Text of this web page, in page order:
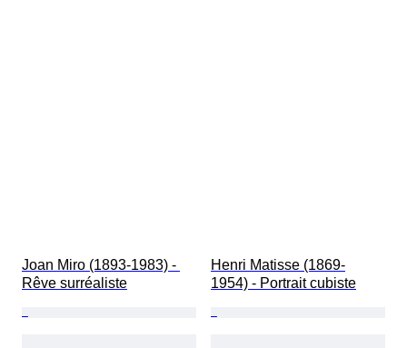
Joan Miro (1893-1983) -
Rêve surréaliste
Henri Matisse (1869-
1954) - Portrait cubiste